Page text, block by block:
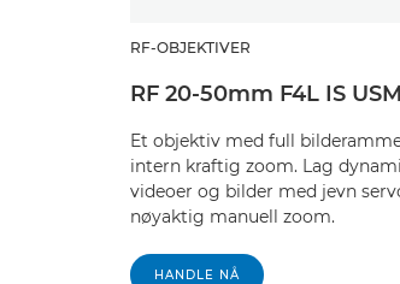
RF-OBJEKTIVER
RF 20-50mm F4L IS
Et objektiv med full
intern kraftig zoom. Lag
videoer og bilder med jevn
nøyaktig manuell zoom.
HANDLE NÅ